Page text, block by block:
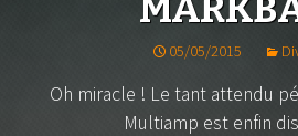
05/05/2015
Oh miracle ! Le tant attendu
Multiamp est enfin